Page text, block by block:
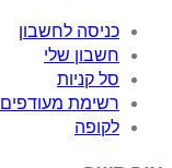
כניסה לחשבון
חשבון שלי
סל קניות
רשימת מעודפים
לקופה